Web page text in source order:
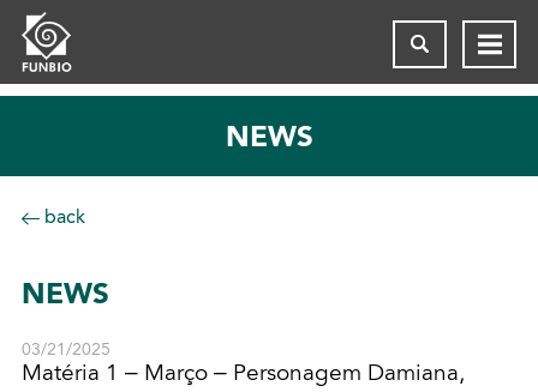
NEWS
back
NEWS
03/21/2025
Matéria 1 – Março – Personagem Damiana,